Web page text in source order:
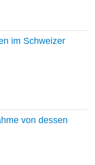
im Schweizer
von dessen